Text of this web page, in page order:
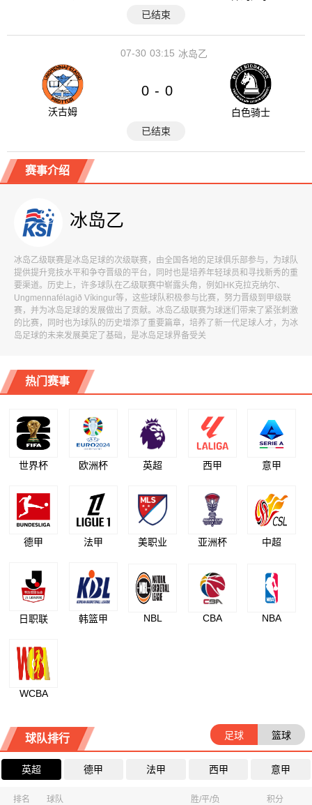
已结束
03:15
07-30 冰岛乙
沃古姆
0 - 0
白色骑士
已结束
赛事介绍
冰岛乙
冰岛乙级联赛是冰岛足球的次级联赛，由全国各地的足球俱乐部参与，为球队
提供提升竞技水平和争夺晋级的平台，同时也是培养年轻球员和寻找新秀的重
要渠道。历史上，许多球队在乙级联赛中崭露头角，例如HK克拉克纳尔、
Ungmennafélagið Víkingur等，这些球队积极参与比赛，努力晋级到甲级联
赛，并为冰岛足球的发展做出了贡献。冰岛乙级联赛为球迷们带来了紧张刺激
的比赛，同时也为球队的历史增添了重要篇章，培养了新一代足球人才，为冰
岛足球的未来发展奠定了基础，是冰岛足球界备受关
热门赛事
世界杯 欧洲杯 英超 西甲 意甲
德甲 法甲 美职业 亚洲杯 中超
日职联 韩篮甲 NBL CBA NBA
WCBA
球队排行 足球 篮球
英超 德甲 法甲 西甲 意甲
排名 球队 胜/平/负 积分